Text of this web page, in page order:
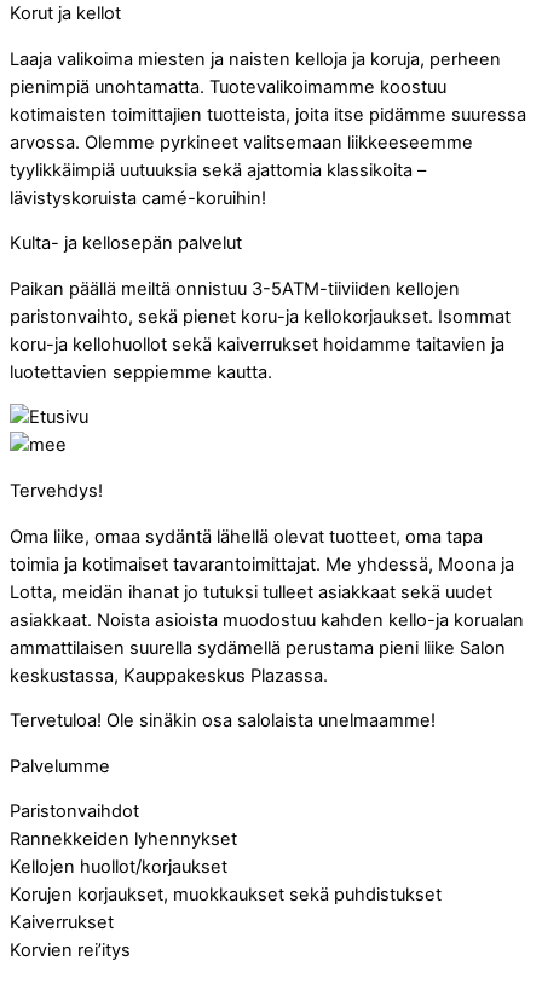
Korut ja kellot
Laaja valikoima miesten ja naisten kelloja ja koruja, perheen
pienimpiä unohtamatta. Tuotevalikoimamme koostuu
kotimaisten toimittajien tuotteista, joita itse pidämme suuressa
arvossa. Olemme pyrkineet valitsemaan liikkeeseemme
tyylikkäimpiä uutuuksia sekä ajattomia klassikoita –
lävistyskoruista camé-koruihin!
Kulta- ja kellosepän palvelut
Paikan päällä meiltä onnistuu 3-5ATM-tiiviiden kellojen
paristonvaihto, sekä pienet koru-ja kellokorjaukset. Isommat
koru-ja kellohuollot sekä kaiverrukset hoidamme taitavien ja
luotettavien seppiemme kautta.
Tervehdys!
Oma liike, omaa sydäntä lähellä olevat tuotteet, oma tapa
toimia ja kotimaiset tavarantoimittajat. Me yhdessä, Moona ja
Lotta, meidän ihanat jo tutuksi tulleet asiakkaat sekä uudet
asiakkaat. Noista asioista muodostuu kahden kello-ja korualan
ammattilaisen suurella sydämellä perustama pieni liike Salon
keskustassa, Kauppakeskus Plazassa.
Tervetuloa! Ole sinäkin osa salolaista unelmaamme!
Palvelumme
Paristonvaihdot
Rannekkeiden lyhennykset
Kellojen huollot/korjaukset
Korujen korjaukset, muokkaukset sekä puhdistukset
Kaiverrukset
Korvien rei’itys